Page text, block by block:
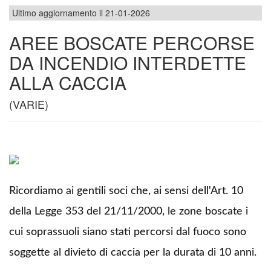
Ultimo aggiornamento il 21-01-2026
AREE BOSCATE PERCORSE
DA INCENDIO INTERDETTE
ALLA CACCIA
(VARIE)
Ricordiamo ai gentili soci che, ai sensi dell'Art. 10
della Legge 353 del 21/11/2000, le zone boscate i
cui soprassuoli siano stati percorsi dal fuoco sono
soggette al divieto di caccia per la durata di 10 anni.